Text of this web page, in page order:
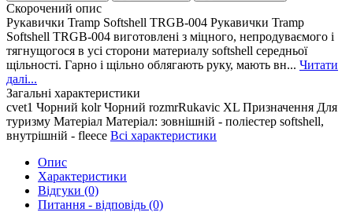
Скорочений опис
Рукавички Tramp Softshell TRGB-004 Рукавички Tramp
Softshell TRGB-004 виготовлені з міцного, непродуваємого і
тягнущогося в усі сторони материалу softshell середньої
щільності. Гарно і щільно облягають руку, мають вн... Читати
далі...
Загальні характеристики
cvet1 Чорний kolr Чорний rozmrRukavic XL Призначення Для
туризму Матеріал Матеріал: зовнішній - поліестер softshell,
внутрішній - fleece Всі характеристики
Опис
Характеристики
Відгуки (0)
Питання - відповідь (0)